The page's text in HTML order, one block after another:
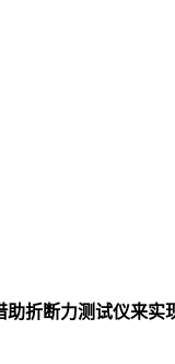
折断力测试仪来实